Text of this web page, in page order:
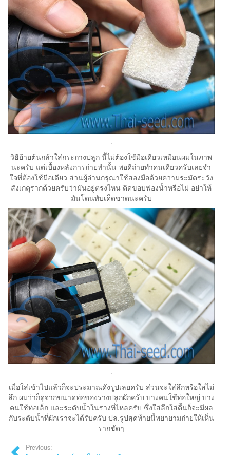
.
วิธีย้ายต้นกล้าใส่กระถางปลูก นี้ไม่ต้องใช้มือเดียวเหมือนผมในภาพ
นะครับ แต่เบื้องหลังการถ่ายทำนั้น พอดีถ่ายทำคนเดียวครับเลยจำ
ใจที่ต้องใช้มือเดียว ส่วนผู้อ่านกรุณาใช้สองมือด้วยความระมัดระวัง
สังเกตุรากด้วยครับว่ามันอยู่ตรงไหน ติดขอบฟองน้ำหรือไม่ อย่าให้
มันโดนทับเด็ดขาดนะครับ
.
เมื่อใส่เข้าไปแล้วก็จะประมาณดังรูปเลยครับ ส่วนจะใส่ลึกหรือใส่ไม่
ลึก ผมว่าก็ดูจากขนาดท่อของรางปลูกผักครับ บางคนใช้ท่อใหญ่ บาง
คนใช้ท่อเล็ก และระดับน้ำในรางที่ไหลครับ ซึ่งใส่ลึกใส่ตื้นก็จะมีผล
กับระดับน้ำที่ผักเราจะได้รับครับ ปล.รูปสุดท้ายนี้พยายามถ่ายให้เห็น
รากชัดๆ
Previous: